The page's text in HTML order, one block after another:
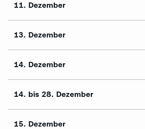
11. Dezember
13. Dezember
14. Dezember
14. bis 28. Dezember
15. Dezember